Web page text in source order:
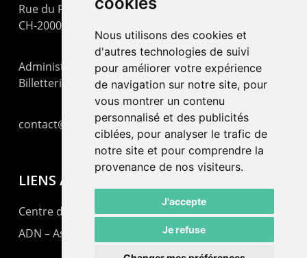
Nous utilisons des cookies et
d'autres technologies de suivi
pour améliorer votre expérience
de navigation sur notre site, pour
vous montrer un contenu
personnalisé et des publicités
ciblées, pour analyser le trafic de
notre site et pour comprendre la
provenance de nos visiteurs.
J'accepte
Je refuse
Rue du Pommier 9
CH-2000 Neuchâtel
Administration : +41 32 725 03 03
Billetterie : +41 32 725 05 05
contact@lepommier.ch
LIENS AMIS
Centre de culture ABC
ADN – Association Danse Neuchâtel